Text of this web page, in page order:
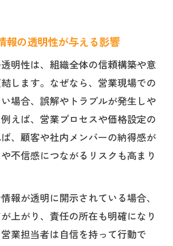
報の透明性が与える影響
明性は、組織全体の信頼構築や意
します。なぜなら、営業現場での
場合、誤解やトラブルが発生しや
えば、営業プロセスや価格設定の
、顧客や社内メンバーの納得感が
不信感につながるリスクも高まり
報が透明に開示されている場合、
上がり、責任の所在も明確になり
業担当者は自信を持って行動で